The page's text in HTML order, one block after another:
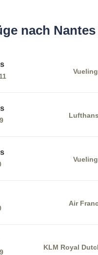
nach
Vueling
Vueling
Air
KLM Royal